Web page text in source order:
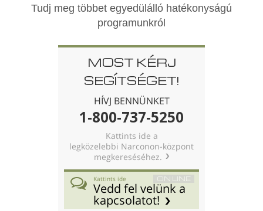
svéd
arab
nepáli
horvát
Minden terület/nyelv
Tudj meg többet egyedülálló hatékonyságú
programunkról
MOST KÉRJ
SEGÍTSÉGET!
HÍVJ BENNÜNKET
1-800-737-5250
Kattints ide a
legközelebbi Narconon-központ
megkereséséhez.
ON LINE
Kattints ide
Vedd fel velünk a
kapcsolatot!